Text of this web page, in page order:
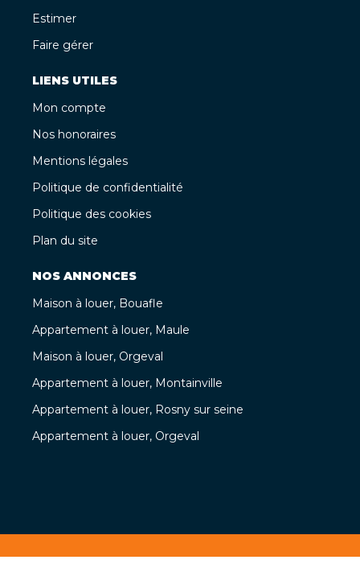
Estimer
Faire gérer
LIENS UTILES
Mon compte
Nos honoraires
Mentions légales
Politique de confidentialité
Politique des cookies
Plan du site
NOS ANNONCES
Maison à louer, Bouafle
Appartement à louer, Maule
Maison à louer, Orgeval
Appartement à louer, Montainville
Appartement à louer, Rosny sur seine
Appartement à louer, Orgeval